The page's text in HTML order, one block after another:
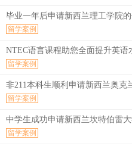
毕业一年后申请新西兰理工学院
留学案例
NTEC语言课程助您全面提升英语
留学案例
非211本科生顺利申请新西兰奥克
留学案例
中学生成功申请新西兰坎特伯雷
留学案例